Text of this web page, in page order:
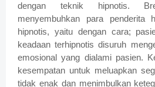
dengan teknik hipnotis.
menyembuhkan para penderita
hipnotis, yaitu dengan cara;
keadaan terhipnotis disuruh
emosional yang dialami pasien.
kesempatan untuk meluapkan
tidak enak dan menimbulkan